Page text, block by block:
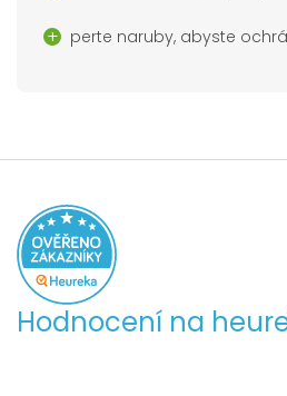
perte naruby, abyste
Hodnocení na